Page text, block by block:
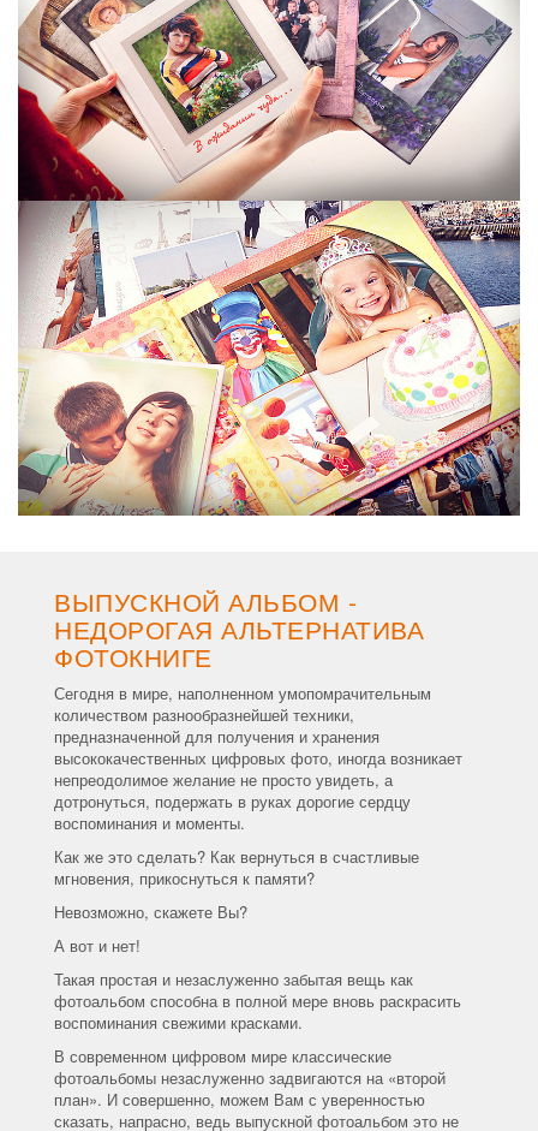
ВЫПУСКНОЙ АЛЬБОМ -
НЕДОРОГАЯ АЛЬТЕРНАТИВА
ФОТОКНИГЕ
Сегодня в мире, наполненном умопомрачительным
количеством разнообразнейшей техники,
предназначенной для получения и хранения
высококачественных цифровых фото, иногда возникает
непреодолимое желание не просто увидеть, а
дотронуться, подержать в руках дорогие сердцу
воспоминания и моменты.
Как же это сделать? Как вернуться в счастливые
мгновения, прикоснуться к памяти?
Невозможно, скажете Вы?
А вот и нет!
Такая простая и незаслуженно забытая вещь как
фотоальбом способна в полной мере вновь раскрасить
воспоминания свежими красками.
В современном цифровом мире классические
фотоальбомы незаслуженно задвигаются на «второй
план». И совершенно, можем Вам с уверенностью
сказать, напрасно, ведь выпускной фотоальбом это не